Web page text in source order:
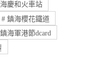
慶和火車站
# 鎮海櫻花鐵道
鎮海軍港節dcard